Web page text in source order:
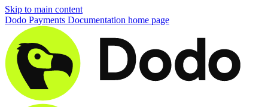
Skip to main content
Dodo Payments Documentation home page